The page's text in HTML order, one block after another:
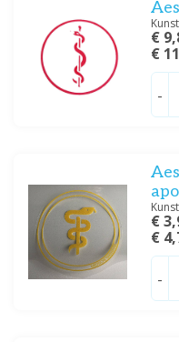
B-LINE(2)
Medicast
Medische Vakhandel
Ratiomed
€
€
-
€
€
-